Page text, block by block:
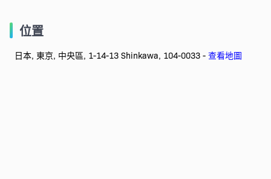
位置
日本, 東京, 中央區, 1-14-13 Shinkawa, 104-0033 - 查看地圖